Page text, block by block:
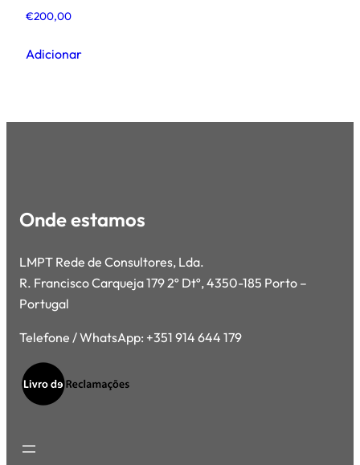
€200,00
Adicionar
Onde estamos
LMPT Rede de Consultores, Lda.
R. Francisco Carqueja 179 2º Dtº, 4350-185 Porto –
Portugal
Telefone / WhatsApp: +351 914 644 179